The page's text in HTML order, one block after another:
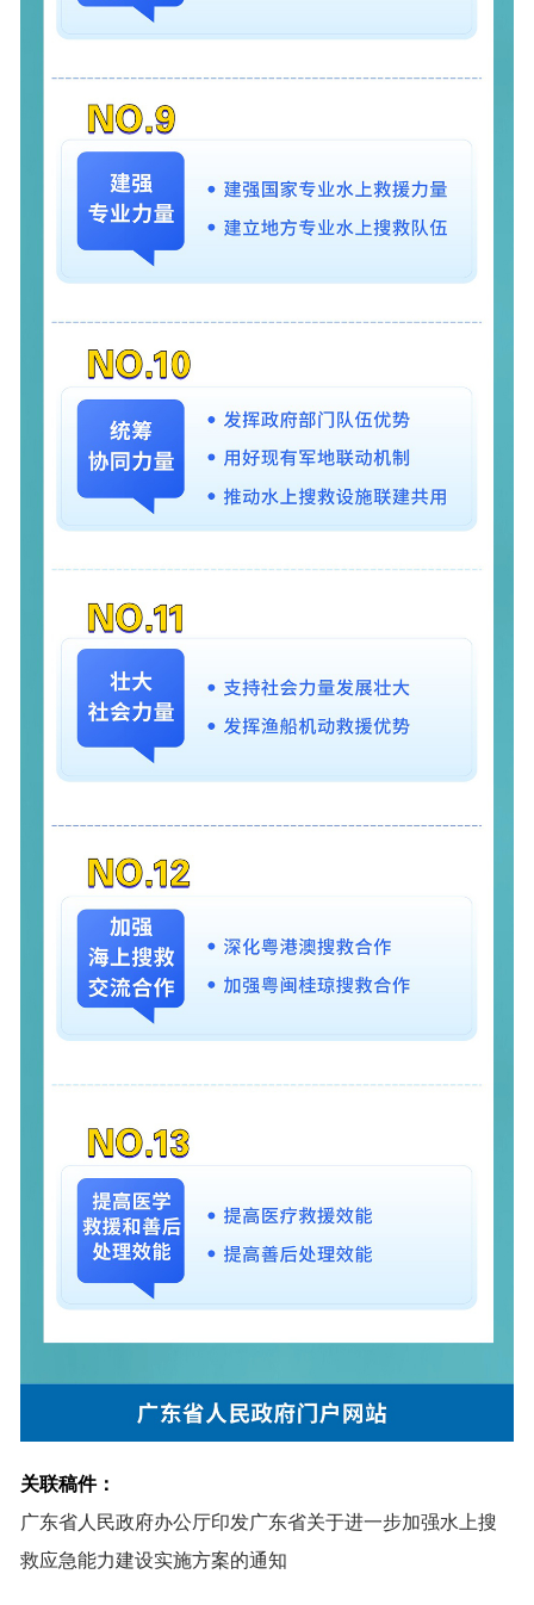
关联稿件：
广东省人民政府办公厅印发广东省关于进一步加强水上搜
救应急能力建设实施方案的通知